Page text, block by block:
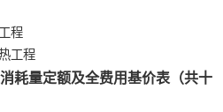
程
工程
耗量定额及全费用基价表（共十